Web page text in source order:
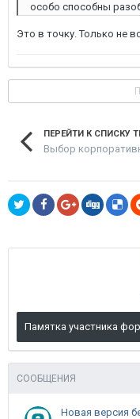
особо способны
Это в точку. Только не
ПЕРЕЙТИ К СПИСКУ
Выбор
Памятка участника
СООБЩЕНИЯ